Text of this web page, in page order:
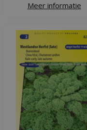
Meer informatie